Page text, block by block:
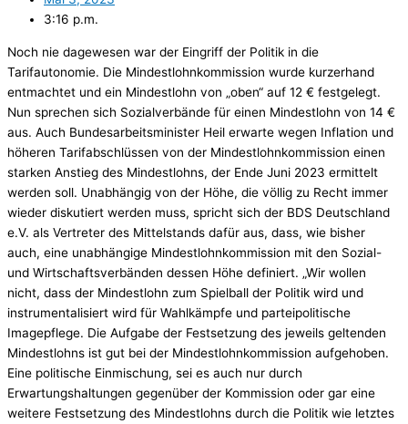
3:16 p.m.
Noch nie dagewesen war der Eingriff der Politik in die
Tarifautonomie. Die Mindestlohnkommission wurde kurzerhand
entmachtet und ein Mindestlohn von „oben“ auf 12 € festgelegt.
Nun sprechen sich Sozialverbände für einen Mindestlohn von 14 €
aus. Auch Bundesarbeitsminister Heil erwarte wegen Inflation und
höheren Tarifabschlüssen von der Mindestlohnkommission einen
starken Anstieg des Mindestlohns, der Ende Juni 2023 ermittelt
werden soll. Unabhängig von der Höhe, die völlig zu Recht immer
wieder diskutiert werden muss, spricht sich der BDS Deutschland
e.V. als Vertreter des Mittelstands dafür aus, dass, wie bisher
auch, eine unabhängige Mindestlohnkommission mit den Sozial-
und Wirtschaftsverbänden dessen Höhe definiert. „Wir wollen
nicht, dass der Mindestlohn zum Spielball der Politik wird und
instrumentalisiert wird für Wahlkämpfe und parteipolitische
Imagepflege. Die Aufgabe der Festsetzung des jeweils geltenden
Mindestlohns ist gut bei der Mindestlohnkommission aufgehoben.
Eine politische Einmischung, sei es auch nur durch
Erwartungshaltungen gegenüber der Kommission oder gar eine
weitere Festsetzung des Mindestlohns durch die Politik wie letztes